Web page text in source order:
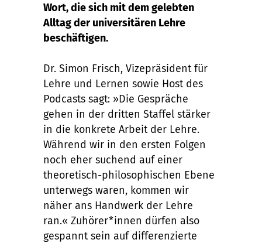
Wort, die sich mit dem gelebten
Alltag der universitären Lehre
beschäftigen.
Dr. Simon Frisch, Vizepräsident für
Lehre und Lernen sowie Host des
Podcasts sagt: »Die Gespräche
gehen in der dritten Staffel stärker
in die konkrete Arbeit der Lehre.
Während wir in den ersten Folgen
noch eher suchend auf einer
theoretisch-philosophischen Ebene
unterwegs waren, kommen wir
näher ans Handwerk der Lehre
ran.« Zuhörer*innen dürfen also
gespannt sein auf differenzierte